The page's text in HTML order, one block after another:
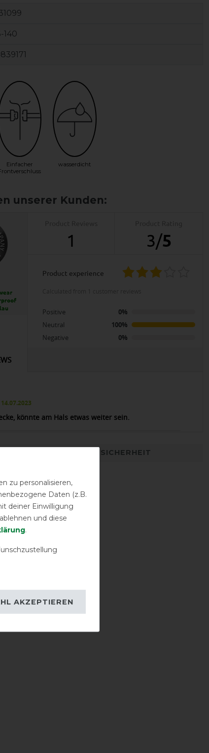
140
Einfacher
wasserdicht
1 3/5
product experience
Positive
0%
Neutral
100%
Negative
0%
14.07.2023
könnte am Hals etwas weiter sein.
DETAILS ZUR PRODUKTSICHERHEIT
zu personalisieren,
Daten (z.B.
deiner Einwilligung
und diese
.
AKZEPTIEREN